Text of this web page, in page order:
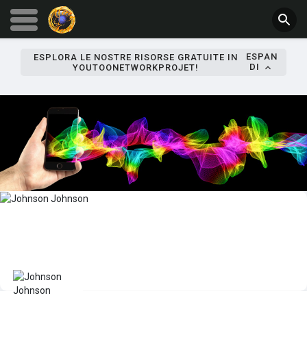
ESPLORA LE NOSTRE RISORSE GRATUITE IN
YOUTOONETWORKPROJET!
ESPAN
DI